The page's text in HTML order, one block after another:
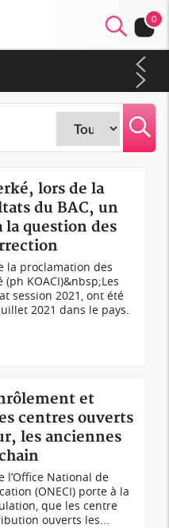
0
lors de la
du BAC, un
la question des
la proclamation des
KOACI)&nbsp;Les
session 2021, ont été
2021 dans le pays.
et
centres ouverts
les anciennes
l’Office National de
(ONECI) porte à la
que les centre
ouverts les...